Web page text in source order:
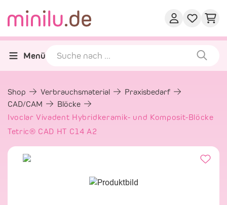
Menü
Shop Verbrauchsmaterial
Praxisbedarf
CAD/CAM
Blöcke
Ivoclar Vivadent Hybridkeramik- und Komposit-Blöcke
Tetric® CAD HT C14 A2